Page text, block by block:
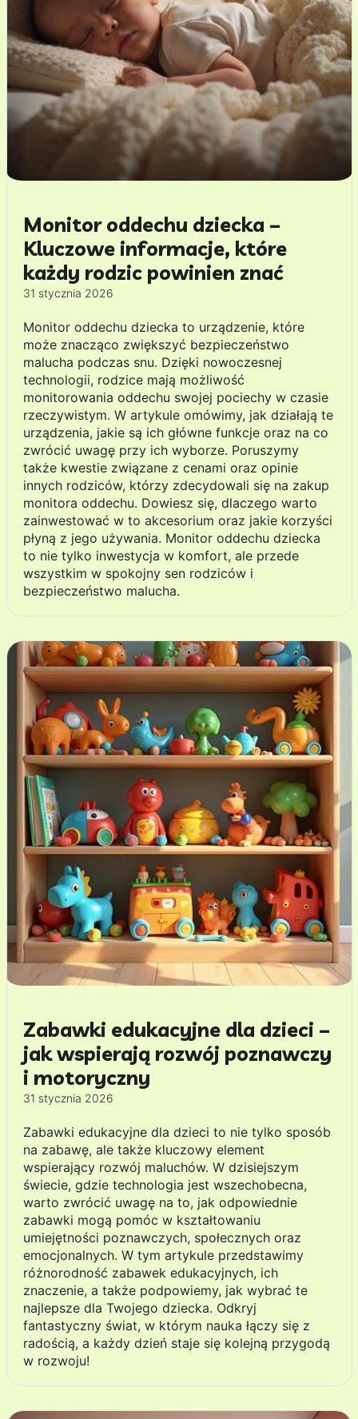
Monitor oddechu dziecka –
Kluczowe informacje, które
każdy rodzic powinien znać
31 stycznia 2026
Monitor oddechu dziecka to urządzenie, które
może znacząco zwiększyć bezpieczeństwo
malucha podczas snu. Dzięki nowoczesnej
technologii, rodzice mają możliwość
monitorowania oddechu swojej pociechy w czasie
rzeczywistym. W artykule omówimy, jak działają te
urządzenia, jakie są ich główne funkcje oraz na co
zwrócić uwagę przy ich wyborze. Poruszymy
także kwestie związane z cenami oraz opinie
innych rodziców, którzy zdecydowali się na zakup
monitora oddechu. Dowiesz się, dlaczego warto
zainwestować w to akcesorium oraz jakie korzyści
płyną z jego używania. Monitor oddechu dziecka
to nie tylko inwestycja w komfort, ale przede
wszystkim w spokojny sen rodziców i
bezpieczeństwo malucha.
Zabawki edukacyjne dla dzieci –
jak wspierają rozwój poznawczy
i motoryczny
31 stycznia 2026
Zabawki edukacyjne dla dzieci to nie tylko sposób
na zabawę, ale także kluczowy element
wspierający rozwój maluchów. W dzisiejszym
świecie, gdzie technologia jest wszechobecna,
warto zwrócić uwagę na to, jak odpowiednie
zabawki mogą pomóc w kształtowaniu
umiejętności poznawczych, społecznych oraz
emocjonalnych. W tym artykule przedstawimy
różnorodność zabawek edukacyjnych, ich
znaczenie, a także podpowiemy, jak wybrać te
najlepsze dla Twojego dziecka. Odkryj
fantastyczny świat, w którym nauka łączy się z
radością, a każdy dzień staje się kolejną przygodą
w rozwoju!